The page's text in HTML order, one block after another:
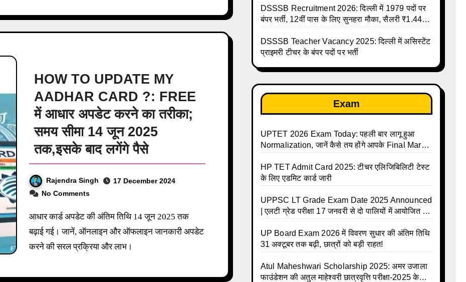
HOW TO UPDATE MY
AADHAR CARD ?: FREE
में आधार अपडेट करने का तरीका;
समय सीमा 14 जून 2025
तक,इसके बाद लगेंगे पैसे
Rajendra Singh
17 December 2024
No Comments
आधार कार्ड अपडेट की अंतिम तिथि 14 जून 2025 तक
बढ़ाई गई। जानें, ऑनलाइन और ऑफलाइन जानकारी अपडेट
करने की सरल प्रक्रिया और लाभ।
DSSSB Recruitment 2026: दिल्ली में 1979 पदों पर
बंपर भर्ती, 12वीं पास के लिए सुनहरा मौका, सैलरी ₹1.44
DSSSB Teacher Vacancy 2025: दिल्ली में असिस्टेंट
प्राइमरी टीचर के बंपर पदों पर भर्ती
Exam
UPTET 2026 Exam Today: पहली बार लागू हुआ
Normalization, जानें कैसे तय होंगे आपके Final Marks
HP TET Admit Card 2025: टीचर एलिजिबिलिटी टेस्ट
के लिए एडमिट कार्ड जारी
UPPSC LT Grade Exam Date 2025 Announced
| एलटी ग्रेड परीक्षा 17 जनवरी से दो पालियों में आयोजित –
UP Board Exam 2026 में विवरण सुधार की अंतिम तिथि
31 अक्टूबर तक बढ़ी, छात्रों को बड़ी राहत!
Atul Maheshwari Scholarship 2025: अमर उजाला
फाउंडेशन की अतुल माहेश्वरी छात्रवृत्ति परीक्षा-2025 के